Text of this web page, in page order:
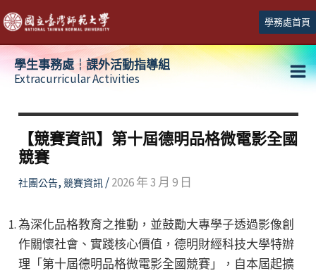
跳
至
主
學務處首頁
學生事務處┆課外活動指導組
Extracurricular Activities
【競賽資訊】第十屆德明品格微電影全國
競賽
社團公告, 競賽資訊/2026 年 3 月 9 日
為深化品格教育之推動，並鼓勵大專學子透過影像創
作關懷社會、實踐核心價值，德明財經科技大學特辦
理「第十屆德明品格微電影全國競賽」，自本屆起擴